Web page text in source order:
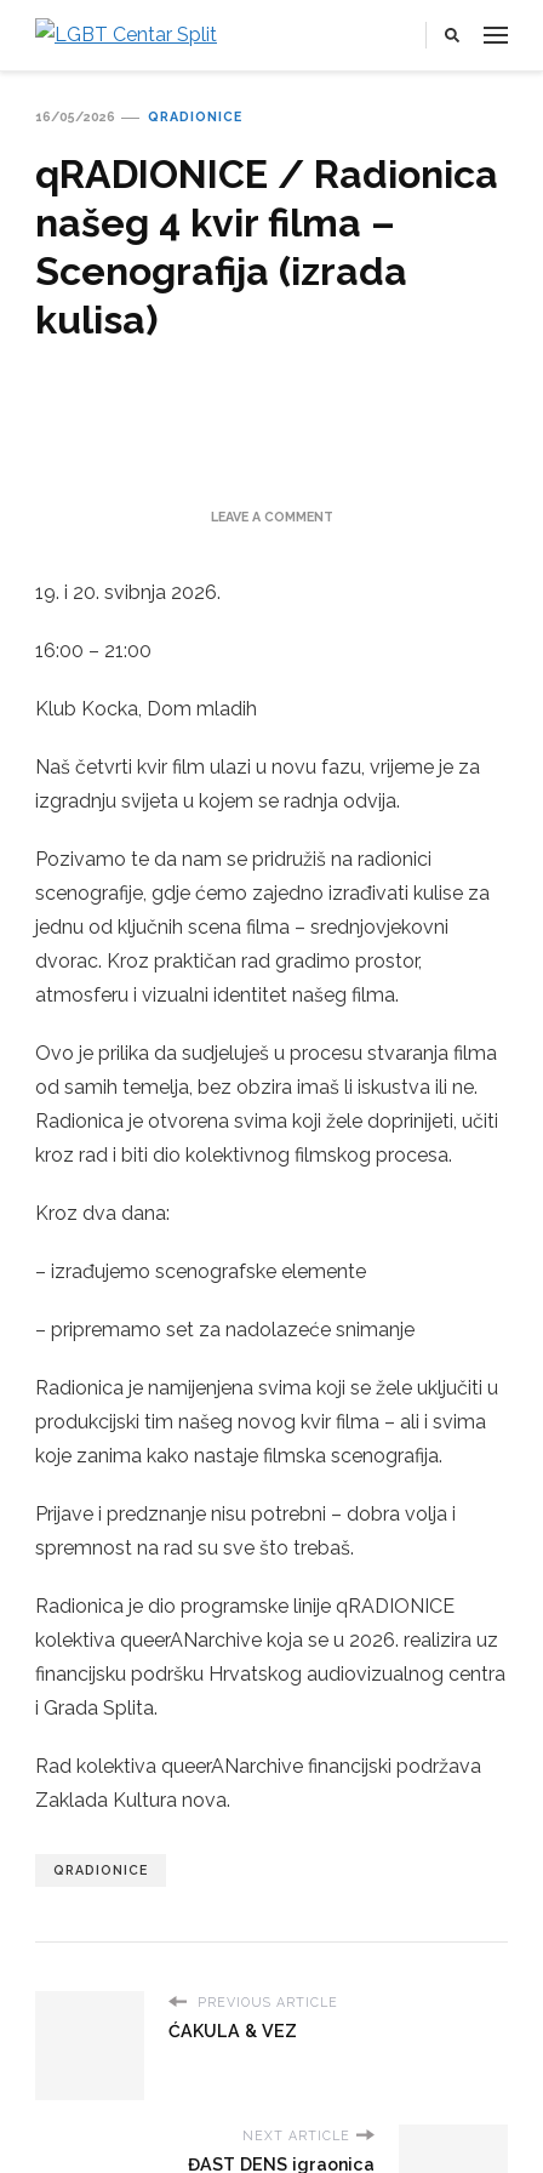
16/05/2026 QRADIONICE
qRADIONICE / Radionica
našeg 4 kvir filma –
Scenografija (izrada
kulisa)
LEAVE A COMMENTON
19. i 20. svibnja 2026.
16:00 – 21:00
Klub Kocka, Dom mladih
Naš četvrti kvir film ulazi u novu fazu, vrijeme je za
izgradnju svijeta u kojem se radnja odvija.
Pozivamo te da nam se pridružiš na radionici
scenografije, gdje ćemo zajedno izrađivati kulise za
jednu od ključnih scena filma – srednjovjekovni
dvorac. Kroz praktičan rad gradimo prostor,
atmosferu i vizualni identitet našeg filma.
Ovo je prilika da sudjeluješ u procesu stvaranja filma
od samih temelja, bez obzira imaš li iskustva ili ne.
Radionica je otvorena svima koji žele doprinijeti, učiti
kroz rad i biti dio kolektivnog filmskog procesa.
Kroz dva dana:
– izrađujemo scenografske elemente
– pripremamo set za nadolazeće snimanje
Radionica je namijenjena svima koji se žele uključiti u
produkcijski tim našeg novog kvir filma – ali i svima
koje zanima kako nastaje filmska scenografija.
Prijave i predznanje nisu potrebni – dobra volja i
spremnost na rad su sve što trebaš.
Radionica je dio programske linije qRADIONICE
kolektiva queerANarchive koja se u 2026. realizira uz
financijsku podršku Hrvatskog audiovizualnog centra
i Grada Splita.
Rad kolektiva queerANarchive financijski podržava
Zaklada Kultura nova.
QRADIONICE
PREVIOUS ARTICLE
ĆAKULA & VEZ
NEXT ARTICLE
ĐAST DENS igraonica